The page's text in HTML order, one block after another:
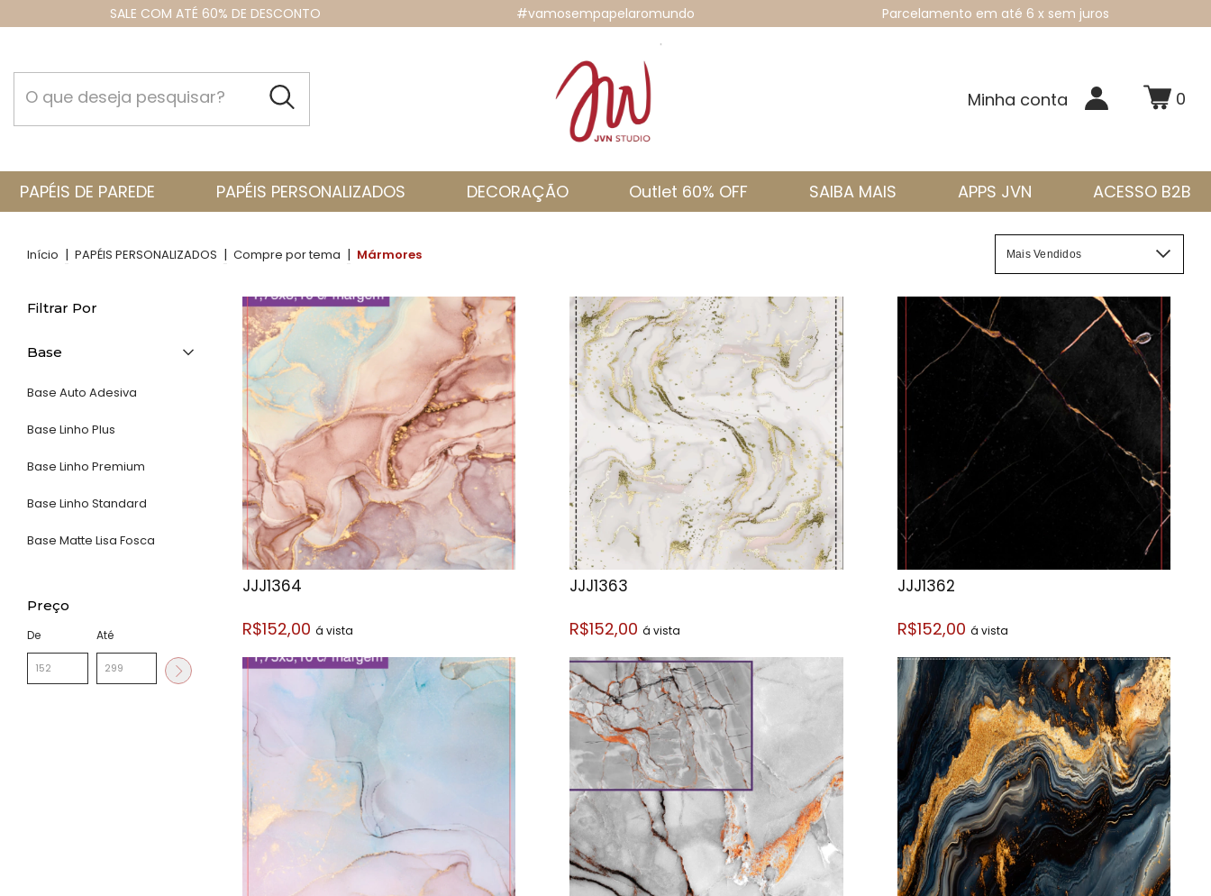
SALE COM ATÉ 60% DE DESCONTO #vamosempapelaromundo Parcelamento em até 6 x sem juros
Minha conta 0
PAPÉIS DE PAREDE PAPÉIS PERSONALIZADOS DECORAÇÃO Outlet 60% OFF SAIBA MAIS APPS JVN ACESSO B2B
Início | PAPÉIS PERSONALIZADOS | Compre por tema | Mármores
Filtrar Por
Base
Base Auto Adesiva
Base Linho Plus
Base Linho Premium
Base Linho Standard
Base Matte Lisa Fosca
Preço
De Até
JJJ1364
R$152,00 á vista
JJJ1363
R$152,00á vista
JJJ1362
R$152,00 á vista